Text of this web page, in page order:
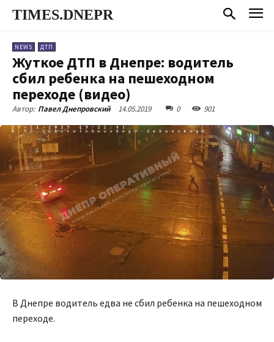
TIMES.DNEPR
NEWS ДТП
Жуткое ДТП в Днепре: водитель
сбил ребенка на пешеходном
переходе (видео)
Автор: Павел Днепровский 14.05.2019 0 901
В Днепре водитель едва не сбил ребенка на пешеходном
переходе.